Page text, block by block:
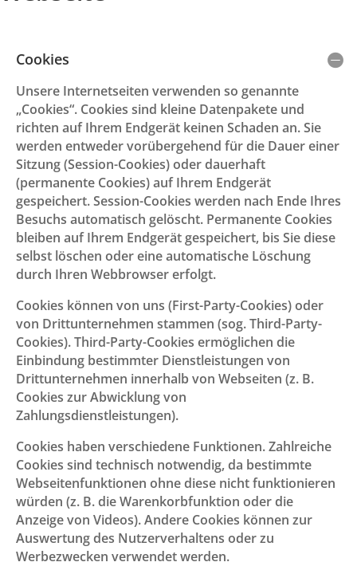
Cookies
Unsere Internetseiten verwenden so genannte
„Cookies“. Cookies sind kleine Datenpakete und
richten auf Ihrem Endgerät keinen Schaden an. Sie
werden entweder vorübergehend für die Dauer einer
Sitzung (Session-Cookies) oder dauerhaft
(permanente Cookies) auf Ihrem Endgerät
gespeichert. Session-Cookies werden nach Ende Ihres
Besuchs automatisch gelöscht. Permanente Cookies
bleiben auf Ihrem Endgerät gespeichert, bis Sie diese
selbst löschen oder eine automatische Löschung
durch Ihren Webbrowser erfolgt.
Cookies können von uns (First-Party-Cookies) oder
von Drittunternehmen stammen (sog. Third-Party-
Cookies). Third-Party-Cookies ermöglichen die
Einbindung bestimmter Dienstleistungen von
Drittunternehmen innerhalb von Webseiten (z. B.
Cookies zur Abwicklung von
Zahlungsdienstleistungen).
Cookies haben verschiedene Funktionen. Zahlreiche
Cookies sind technisch notwendig, da bestimmte
Webseitenfunktionen ohne diese nicht funktionieren
würden (z. B. die Warenkorbfunktion oder die
Anzeige von Videos). Andere Cookies können zur
Auswertung des Nutzerverhaltens oder zu
Werbezwecken verwendet werden.